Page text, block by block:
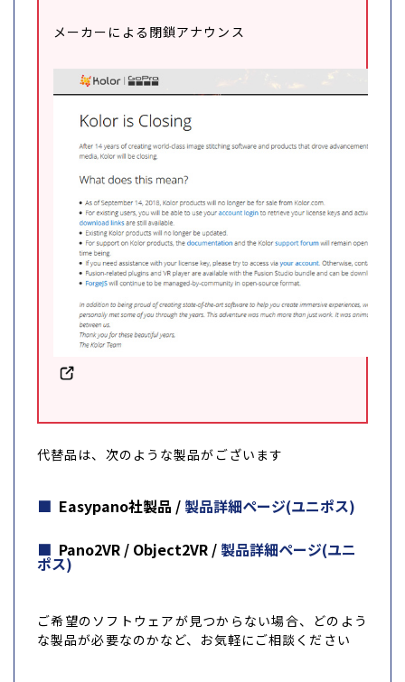
メーカーによる閉鎖アナウンス
代替品は、次のような製品がございます
Easypano社製品 / 製品詳細ページ(ユニポス)
Pano2VR / Object2VR / 製品詳細ページ(ユニ
ポス)
ご希望のソフトウェアが見つからない場合、どのよう
な製品が必要なのかなど、お気軽にご相談ください